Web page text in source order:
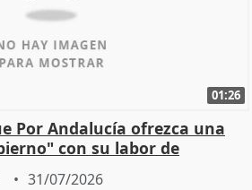
01:26
Por Andalucía ofrezca una
con su labor de
31/07/2026